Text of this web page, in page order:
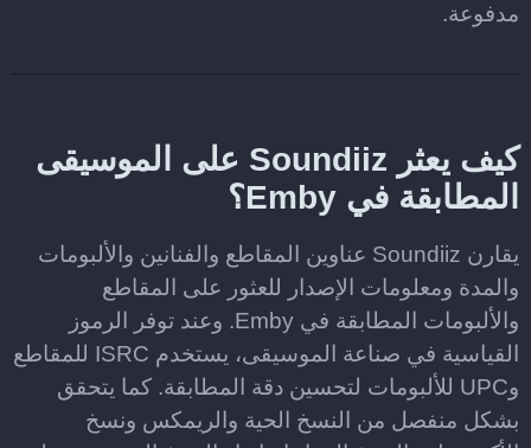
مدفوعة.
كيف يعثر Soundiiz على الموسيقى
المطابقة في Emby؟
يقارن Soundiiz عناوين المقاطع والفنانين والألبومات
والمدة ومعلومات الإصدار للعثور على المقاطع
والألبومات المطابقة في Emby. وعند توفر الرموز
القياسية في صناعة الموسيقى، يستخدم ISRC للمقاطع
وUPC للألبومات لتحسين دقة المطابقة. كما يتحقق
بشكل منفصل من النسخ الحية والريمكس ونسخ